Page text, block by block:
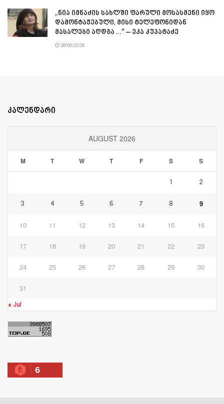
„ნია იმნაძის სახლში ფარული მოსასმენი იყო
დამონტაჟებული, მისი ტელეფონიდან
მასალები აღდგა…“ – ეკა კუპატაძე
08/06/2026
კალენდარი
AUGUST 2026
M T W T F S S
1 2
3 4 5 6 7 8 9
10 11 12 13 14 15 16
17 18 19 20 21 22 23
24 25 26 27 28 29 30
31
« Jul
6